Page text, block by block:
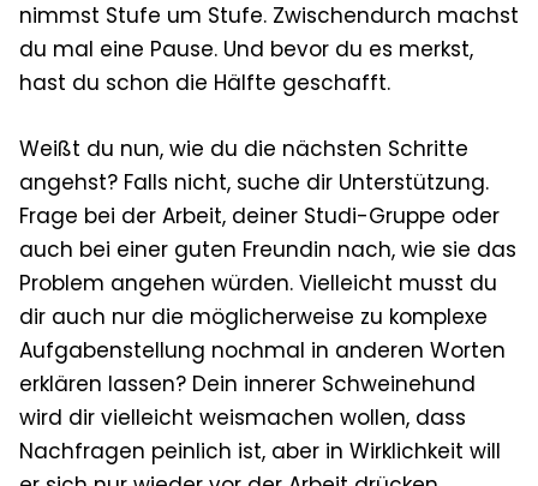
nimmst Stufe um Stufe. Zwischendurch machst
du mal eine Pause. Und bevor du es merkst,
hast du schon die Hälfte geschafft.
Weißt du nun, wie du die nächsten Schritte
angehst? Falls nicht, suche dir Unterstützung.
Frage bei der Arbeit, deiner Studi-Gruppe oder
auch bei einer guten Freundin nach, wie sie das
Problem angehen würden. Vielleicht musst du
dir auch nur die möglicherweise zu komplexe
Aufgabenstellung nochmal in anderen Worten
erklären lassen? Dein innerer Schweinehund
wird dir vielleicht weismachen wollen, dass
Nachfragen peinlich ist, aber in Wirklichkeit will